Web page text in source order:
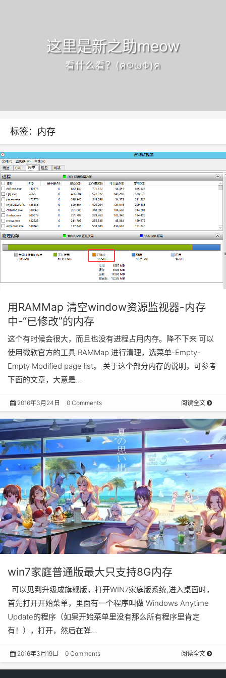
这里是新之助meow
看什么看？(ฅΦωΦ)ฅ
标签：内存
用RAMMap 清空window资源监视器-内存
中-“已修改”的内存
这个有时候会很大，而且也没有进程占用内存。降不下来 可以
使用微软官方的工具 RAMMap 进行清理，选菜单-Empty-
Empty Modified page list。 关于这个部分内存的说明，可参考
下面的文章，大意是…
2016年3月24日 0 Comments 阅读全文
win7家庭普通版最大只支持8G内存
可以见到升级成旗舰版，打开WIN7家庭版系统,进入桌面时，
首先打开开始菜单，里面有一个程序叫做 Windows Anytime
Update的程序（如果开始菜单里没有那么所有程序里肯定
有！），打开，然后在弹…
2016年3月19日 0 Comments 阅读全文